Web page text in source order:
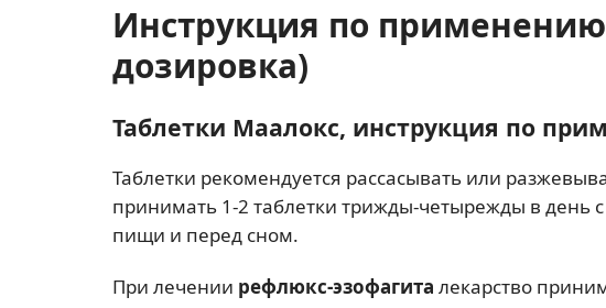
Инструкция по
дозировка)
Таблетки Маалокс, инструкция по
Таблетки рекомендуется рассасывать или
принимать 1-2 таблетки трижды-четырежды в день
пищи и перед сном.
При лечении рефлюкс-эзофагита лекарство